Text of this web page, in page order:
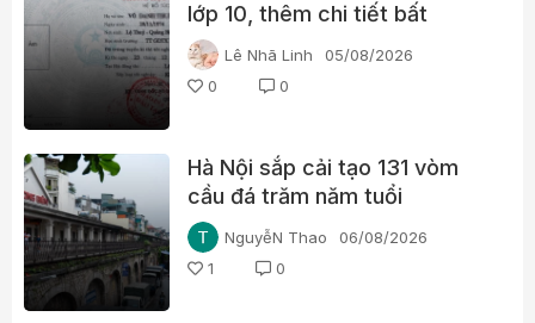
lớp 10, thêm chi tiết bất
thường trong học bạ một lãnh
đạo xã ở Quảng Trị
Lê Nhã Linh
05/08/2026
0
0
Hà Nội sắp cải tạo 131 vòm
cầu đá trăm năm tuổi
NguyễN Thao
06/08/2026
1
0